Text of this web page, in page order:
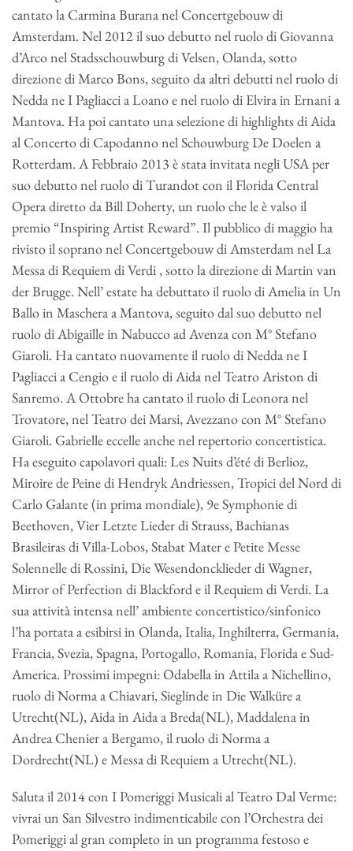
cantato la Carmina Burana nel Concertgebouw di
Amsterdam. Nel 2012 il suo debutto nel ruolo di Giovanna
d’Arco nel Stadsschouwburg di Velsen, Olanda, sotto
direzione di Marco Bons, seguito da altri debutti nel ruolo di
Nedda ne I Pagliacci a Loano e nel ruolo di Elvira in Ernani a
Mantova. Ha poi cantato una selezione di highlights di Aida
al Concerto di Capodanno nel Schouwburg De Doelen a
Rotterdam. A Febbraio 2013 è stata invitata negli USA per
suo debutto nel ruolo di Turandot con il Florida Central
Opera diretto da Bill Doherty, un ruolo che le è valso il
premio “Inspiring Artist Reward”. Il pubblico di maggio ha
rivisto il soprano nel Concertgebouw di Amsterdam nel La
Messa di Requiem di Verdi , sotto la direzione di Martin van
der Brugge. Nell’ estate ha debuttato il ruolo di Amelia in Un
Ballo in Maschera a Mantova, seguito dal suo debutto nel
ruolo di Abigaille in Nabucco ad Avenza con M° Stefano
Giaroli. Ha cantato nuovamente il ruolo di Nedda ne I
Pagliacci a Cengio e il ruolo di Aida nel Teatro Ariston di
Sanremo. A Ottobre ha cantato il ruolo di Leonora nel
Trovatore, nel Teatro dei Marsi, Avezzano con M° Stefano
Giaroli. Gabrielle eccelle anche nel repertorio concertistica.
Ha eseguito capolavori quali: Les Nuits d’été di Berlioz,
Miroire de Peine di Hendryk Andriessen, Tropici del Nord di
Carlo Galante (in prima mondiale), 9e Symphonie di
Beethoven, Vier Letzte Lieder di Strauss, Bachianas
Brasileiras di Villa-Lobos, Stabat Mater e Petite Messe
Solennelle di Rossini, Die Wesendoncklieder di Wagner,
Mirror of Perfection di Blackford e il Requiem di Verdi. La
sua attività intensa nell’ ambiente concertistico/sinfonico
l’ha portata a esibirsi in Olanda, Italia, Inghilterra, Germania,
Francia, Svezia, Spagna, Portogallo, Romania, Florida e Sud-
America. Prossimi impegni: Odabella in Attila a Nichellino,
ruolo di Norma a Chiavari, Sieglinde in Die Walküre a
Utrecht(NL), Aida in Aida a Breda(NL), Maddalena in
Andrea Chenier a Bergamo, il ruolo di Norma a
Dordrecht(NL) e Messa di Requiem a Utrecht(NL).
Saluta il 2014 con I Pomeriggi Musicali al Teatro Dal Verme:
vivrai un San Silvestro indimenticabile con l’Orchestra dei
Pomeriggi al gran completo in un programma festoso e